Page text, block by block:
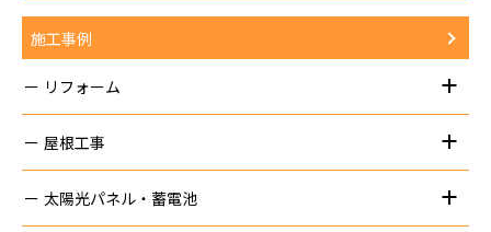
施工事例
リフォーム
屋根工事
太陽光パネル・蓄電池